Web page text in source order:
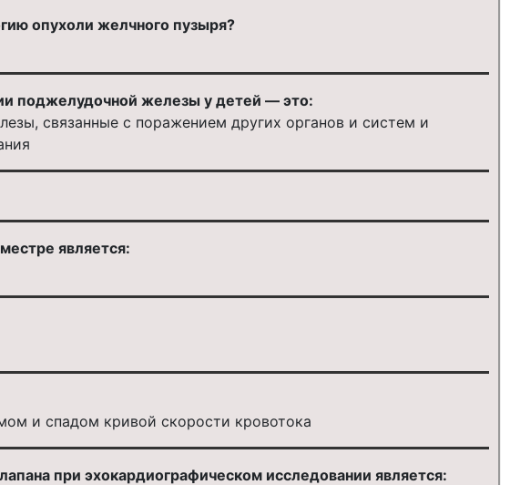
опухоли желчного пузыря?
поджелудочной железы у детей — это:
связанные с поражением других органов и систем и
является:
и спадом кривой скорости кровотока
при эхокардиографическом исследовании является: